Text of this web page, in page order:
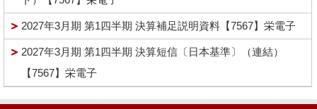
2027年3月期 第1四半期 決算補足説明資料【7567】栄電子
2027年3月期 第1四半期 決算短信〔日本基準〕（連結）
【7567】栄電子